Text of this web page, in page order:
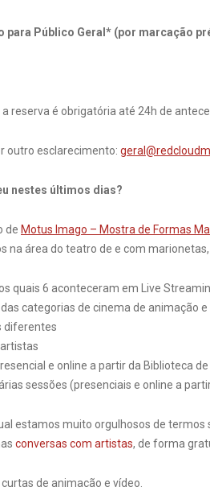
para Público Geral* (por marcação
reserva é obrigatória até 24h de
outro esclarecimento:
nestes últimos dias?
de Motus Imago – Mostra de Formas
na área do teatro de e com
quais 6 aconteceram em Live
categorias de cinema de animação e
diferentes
e online a partir da Biblioteca
sessões (presenciais e online a
estamos muito orgulhosos de
conversas com artistas, de forma
de animação e vídeo.